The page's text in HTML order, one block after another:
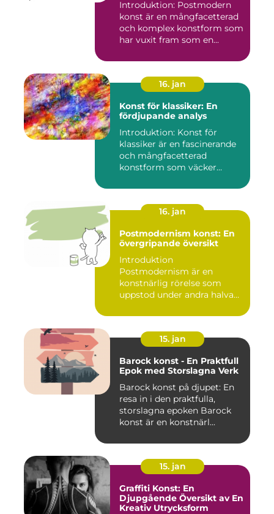
Introduktion: Postmodern
konst är en mångfacetterad
och komplex konstform som
har vuxit fram som en...
16. jan
Konst för klassiker: En
fördjupande analys
Introduktion: Konst för
klassiker är en fascinerande
och mångfacetterad
konstform som väcker
16. jan
Postmodernism konst: En
övergripande översikt
Introduktion
Postmodernism är en
konstnärlig rörelse som
uppstod under andra halvan
15. jan
Barock konst - En Praktfull
Epok med Storslagna Verk
Barock konst på djupet: En
resa in i den praktfulla,
storslagna epoken Barock
konst är en konstnärl...
15. jan
Graffiti Konst: En
Djupgående Översikt av En
Kreativ Utrycksform